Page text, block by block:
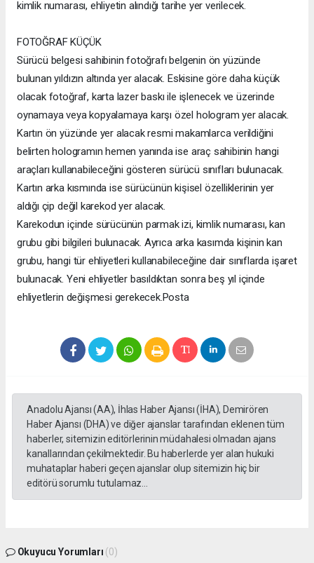
kimlik numarası, ehliyetin alındığı tarihe yer verilecek.
FOTOĞRAF KÜÇÜK
Sürücü belgesi sahibinin fotoğrafı belgenin ön yüzünde
bulunan yıldızın altında yer alacak. Eskisine göre daha küçük
olacak fotoğraf, karta lazer baskı ile işlenecek ve üzerinde
oynamaya veya kopyalamaya karşı özel hologram yer alacak.
Kartın ön yüzünde yer alacak resmi makamlarca verildiğini
belirten hologramın hemen yanında ise araç sahibinin hangi
araçları kullanabileceğini gösteren sürücü sınıfları bulunacak.
Kartın arka kısmında ise sürücünün kişisel özelliklerinin yer
aldığı çip değil karekod yer alacak.
Karekodun içinde sürücünün parmak izi, kimlik numarası, kan
grubu gibi bilgileri bulunacak. Ayrıca arka kasımda kişinin kan
grubu, hangi tür ehliyetleri kullanabileceğine dair sınıflarda işaret
bulunacak. Yeni ehliyetler basıldıktan sonra beş yıl içinde
ehliyetlerin değişmesi gerekecek.Posta
Anadolu Ajansı (AA), İhlas Haber Ajansı (İHA), Demirören
Haber Ajansı (DHA) ve diğer ajanslar tarafından eklenen tüm
haberler, sitemizin editörlerinin müdahalesi olmadan ajans
kanallarından çekilmektedir. Bu haberlerde yer alan hukuki
muhataplar haberi geçen ajanslar olup sitemizin hiç bir
editörü sorumlu tutulamaz...
Okuyucu Yorumları (0)